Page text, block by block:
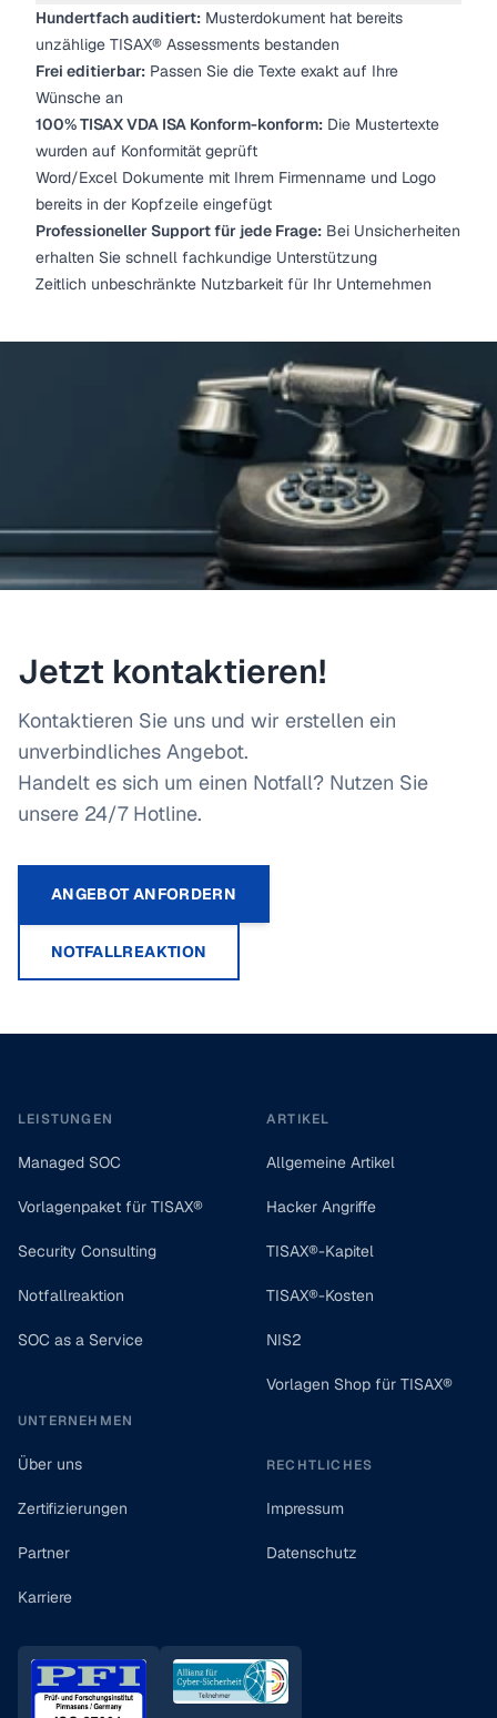
Hundertfach auditiert: Musterdokument hat bereits
unzählige TISAX® Assessments bestanden
Frei editierbar: Passen Sie die Texte exakt auf Ihre
Wünsche an
100% TISAX VDA ISA Konform-konform: Die Mustertexte
wurden auf Konformität geprüft
Word/Excel Dokumente mit Ihrem Firmenname und Logo
bereits in der Kopfzeile eingefügt
Professioneller Support für jede Frage: Bei Unsicherheiten
erhalten Sie schnell fachkundige Unterstützung
Zeitlich unbeschränkte Nutzbarkeit für Ihr Unternehmen
Jetzt kontaktieren!
Kontaktieren Sie uns und wir erstellen ein
unverbindliches Angebot.
Handelt es sich um einen Notfall? Nutzen Sie
unsere 24/7 Hotline.
ANGEBOT ANFORDERN
NOTFALLREAKTION
LEISTUNGEN
Managed SOC
Vorlagenpaket für TISAX®
Security Consulting
Notfallreaktion
SOC as a Service
UNTERNEHMEN
Über uns
Zertifizierungen
Partner
Karriere
ARTIKEL
Allgemeine Artikel
Hacker Angriffe
TISAX®-Kapitel
TISAX®-Kosten
NIS2
Vorlagen Shop für TISAX®
RECHTLICHES
Impressum
Datenschutz